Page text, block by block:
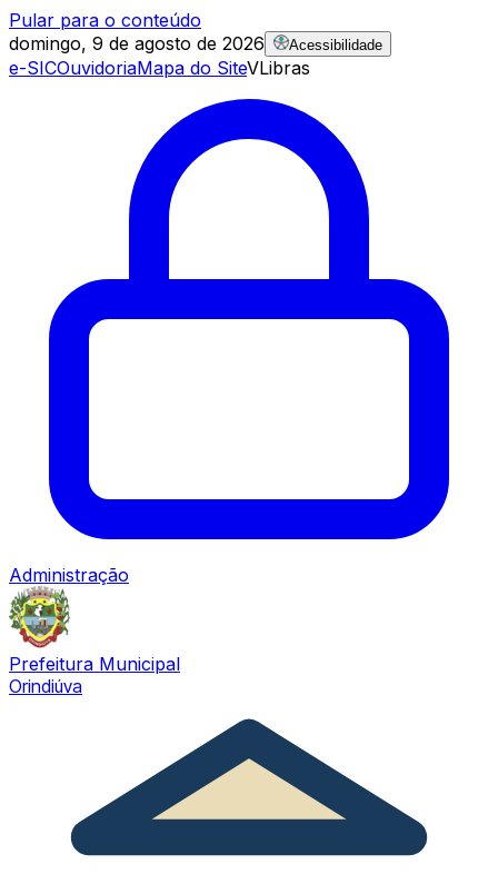
Pular para o conteúdo
domingo, 9 de agosto de 2026
Acessibilidade
e-SICOuvidoriaMapa do SiteVLibras
Administração
Prefeitura Municipal
Orindiúva